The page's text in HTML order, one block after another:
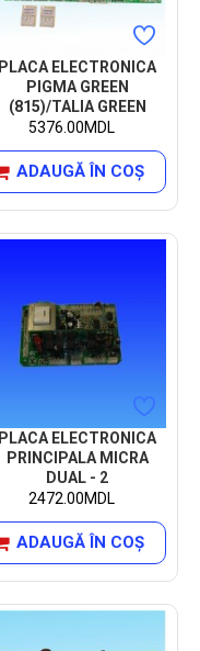
PLACA ELECTRONICA
PIGMA GREEN
(815)/TALIA GREEN
5376.00MDL
ADAUGĂ ÎN COŞ
PLACA ELECTRONICA
PRINCIPALA MICRA
DUAL - 2
2472.00MDL
ADAUGĂ ÎN COŞ